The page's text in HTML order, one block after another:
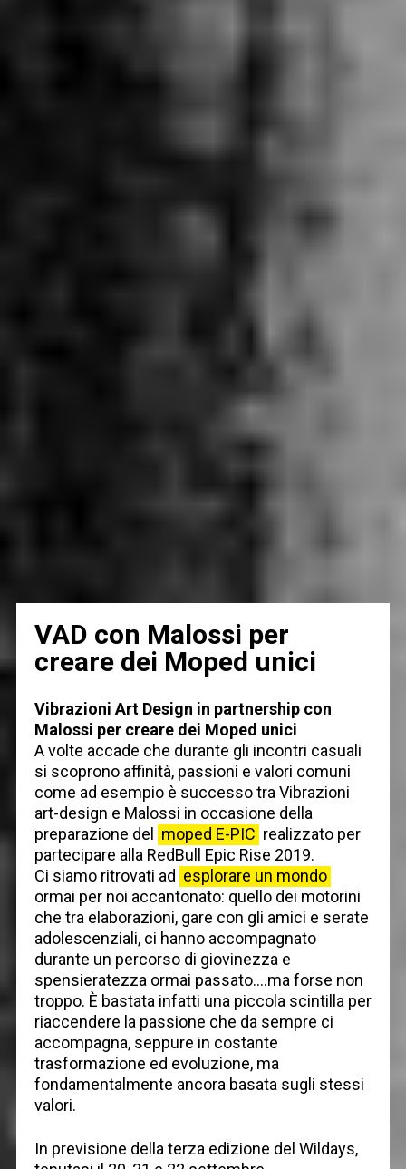
VAD con Malossi per
creare dei Moped unici
Vibrazioni Art Design in partnership con
Malossi per creare dei Moped unici
A volte accade che durante gli incontri casuali
si scoprono affinità, passioni e valori comuni
come ad esempio è successo tra Vibrazioni
art-design e Malossi in occasione della
preparazione del moped E-PIC realizzato per
partecipare alla RedBull Epic Rise 2019.
Ci siamo ritrovati ad esplorare un mondo
ormai per noi accantonato: quello dei motorini
che tra elaborazioni, gare con gli amici e serate
adolescenziali, ci hanno accompagnato
durante un percorso di giovinezza e
spensieratezza ormai passato….ma forse non
troppo. È bastata infatti una piccola scintilla per
riaccendere la passione che da sempre ci
accompagna, seppure in costante
trasformazione ed evoluzione, ma
fondamentalmente ancora basata sugli stessi
valori.
In previsione della terza edizione del Wildays,